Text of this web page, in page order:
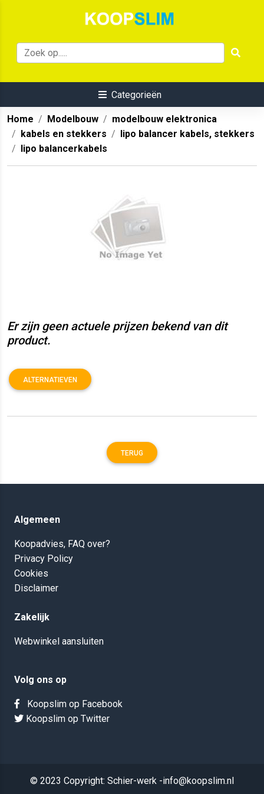
Categorieën
Home Modelbouw
modelbouw elektronica
kabels en stekkers
lipo balancer kabels, stekkers
lipo balancerkabels
Er zijn geen actuele prijzen bekend van dit
product.
ALTERNATIEVEN
TERUG
Algemeen
Koopadvies, FAQ over?
Privacy Policy
Cookies
Disclaimer
Zakelijk
Webwinkel aansluiten
Volg ons op
Koopslim op Facebook
Koopslim op Twitter
© 2023 Copyright: Schier-werk -info@koopslim.nl